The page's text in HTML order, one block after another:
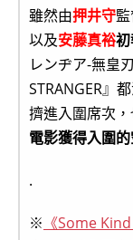
雖然由押井守
以及安藤真裕
レンヂア-無皇
STRANGER』
擠進入圍席次
電影獲得入圍
.
※ 《Some